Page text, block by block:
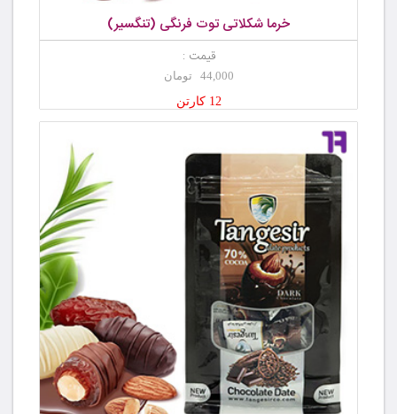
خرما شکلاتی توت فرنگی (تنگسیر)
قیمت :
44,000 تومان
12 کارتن